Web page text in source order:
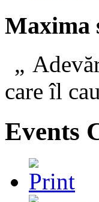
Maxima
„
Events